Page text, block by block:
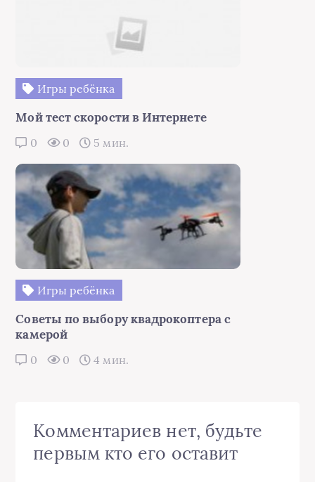
Игры ребёнка
Мой тест скорости в Интернете
0 0 5 мин.
Игры ребёнка
Советы по выбору квадрокоптера с
камерой
0 0 4 мин.
Комментариев нет, будьте
первым кто его оставит